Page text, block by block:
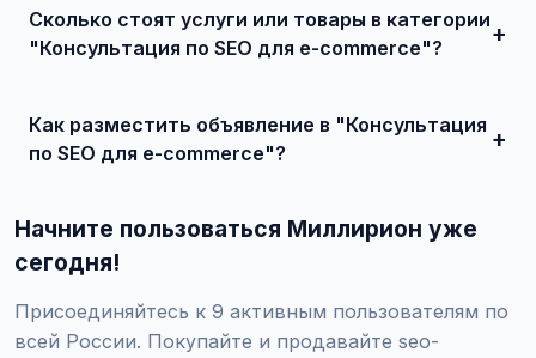
и договоритесь о сделке.
Сколько стоят услуги или товары в категории
"Консультация по SEO для e-commerce"?
Как разместить объявление в "Консультация
по SEO для e-commerce"?
/ SEO-консалтинг / Консультация по SEO для e-
commerce", заполните форму и опубликуйте. Первые
объявления — бесплатно!
Начните пользоваться Миллирион уже
сегодня!
Присоединяйтесь к 9 активным пользователям по
всей России. Покупайте и продавайте seo-